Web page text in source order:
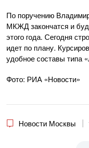
По поручению
МКЖД закончатся и
этого года. Сегодня
идет по плану.
удобное составы типа
Фото: РИА «Новости»
Новости Москвы